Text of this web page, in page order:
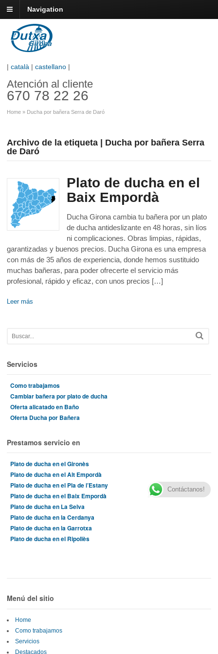
Navigation
| català | castellano |
Atención al cliente
670 78 22 26
Home » Ducha por bañera Serra de Daró
Archivo de la etiqueta | Ducha por bañera Serra
de Daró
Plato de ducha en el
Baix Empordà
Ducha Girona cambia tu bañera por un plato
de ducha antideslizante en 48 horas, sin líos
ni complicaciones. Obras limpias, rápidas,
garantizadas y buenos precios. Ducha Girona es una empresa
con más de 35 años de experiencia, donde hemos sustituido
muchas bañeras, para poder ofrecerte el servicio más
profesional, rápido y eficaz, con unos precios […]
Leer más
Servicios
Como trabajamos
Cambiar bañera por plato de ducha
Oferta alicatado en Baño
Oferta Ducha por Bañera
Prestamos servicio en
Plato de ducha en el Gironès
Plato de ducha en el Alt Empordà
Plato de ducha en el Pla de l’Estany
Plato de ducha en el Baix Empordà
Plato de ducha en La Selva
Plato de ducha en la Cerdanya
Plato de ducha en la Garrotxa
Plato de ducha en el Ripollès
Menú del sitio
Home
Como trabajamos
Servicios
Destacados
Contáctanos!